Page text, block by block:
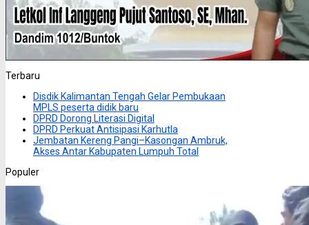
Terbaru
Disdik Kalimantan Tengah Gelar Pembukaan
MPLS peserta didik baru
DPRD Dorong Literasi Digital
DPRD Perkuat Antisipasi Karhutla
Jembatan Kereng Pangi–Kasongan Ambruk,
Akses Antar Kabupaten Lumpuh Total
Populer